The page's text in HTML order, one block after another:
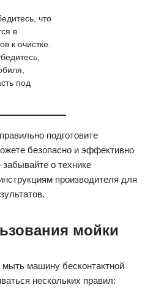
что
в
к очистке.
под
подготовите
безопасно и эффективно
о технике
производителя для
мойки
машину бесконтактной
нескольких правил: